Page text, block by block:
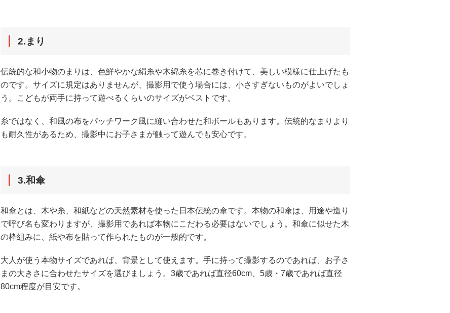
2.まり
伝統的な和小物のまりは、色鮮やかな絹糸や木綿糸を芯に巻き付けて、美しい模様に仕上げたも
のです。サイズに規定はありませんが、撮影用で使う場合には、小さすぎないものがよいでしょ
う。こどもが両手に持って遊べるくらいのサイズがベストです。
糸ではなく、和風の布をパッチワーク風に縫い合わせた和ボールもあります。伝統的なまりより
も耐久性があるため、撮影中にお子さまが触って遊んでも安心です。
3.和傘
和傘とは、木や糸、和紙などの天然素材を使った日本伝統の傘です。本物の和傘は、用途や造り
で呼び名も変わりますが、撮影用であれば本物にこだわる必要はないでしょう。和傘に似せた木
の枠組みに、紙や布を貼って作られたものが一般的です。
大人が使う本物サイズであれば、背景として使えます。手に持って撮影するのであれば、お子さ
まの大きさに合わせたサイズを選びましょう。3歳であれば直径60cm、5歳・7歳であれば直径
80cm程度が目安です。